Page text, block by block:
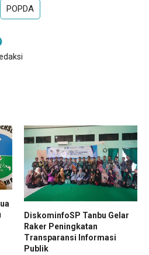
POPDA
DiskominfoSP Tanbu Gelar
Raker Peningkatan
Transparansi Informasi
Publik